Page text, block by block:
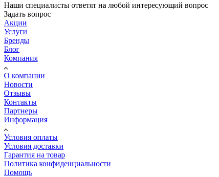
Наши специалисты ответят на любой интересующий вопрос
Задать вопрос
Акции
Услуги
Бренды
Блог
Компания
О компании
Новости
Отзывы
Контакты
Партнеры
Информация
Условия оплаты
Условия доставки
Гарантия на товар
Политика конфиденциальности
Помощь